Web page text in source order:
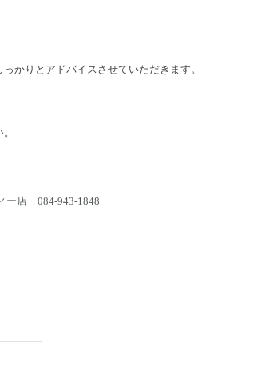
かりとアドバイスさせていただきます。
ー店 084-943-1848